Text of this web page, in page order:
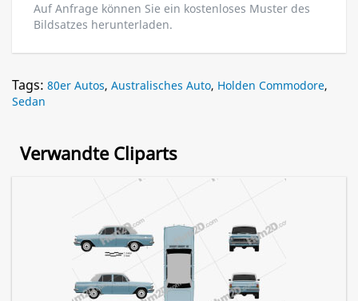
Auf Anfrage können Sie ein kostenloses Muster des
Bildsatzes herunterladen.
Tags: 80er Autos, Australisches Auto, Holden Commodore,
Sedan
Verwandte Cliparts